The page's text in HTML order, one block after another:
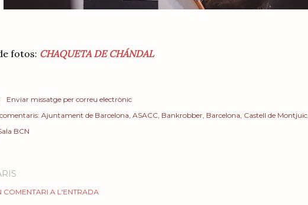
fotos: CHAQUETA DE CHÁNDAL
Enviar missatge per correu electrònic
Ajuntament de Barcelona ASACC Bankrobber Barcelona Castell de Montjuïc
BCN
COMENTARI A L'ENTRADA